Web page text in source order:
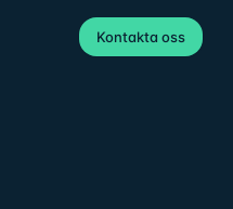
Kontakta oss